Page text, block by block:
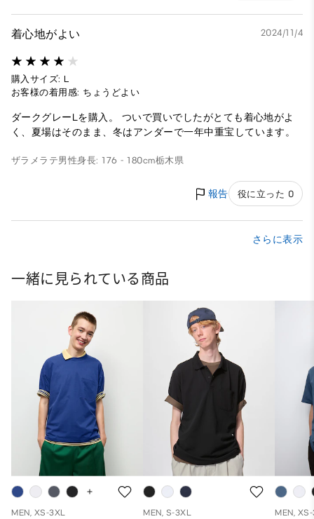
着心地がよい 2024/11/4
購入サイズ: L
お客様の着用感: ちょうどよい
ダークグレーLを購入。 ついで買いでしたがとても着心地がよ
く、夏場はそのまま、冬はアンダーで一年中重宝しています。
ザラメラテ男性身長: 176 - 180cm栃木県
報告 役に立った 0
さらに表示
一緒に見られている商品
MEN, XS-3XL MEN, S-3XL MEN,